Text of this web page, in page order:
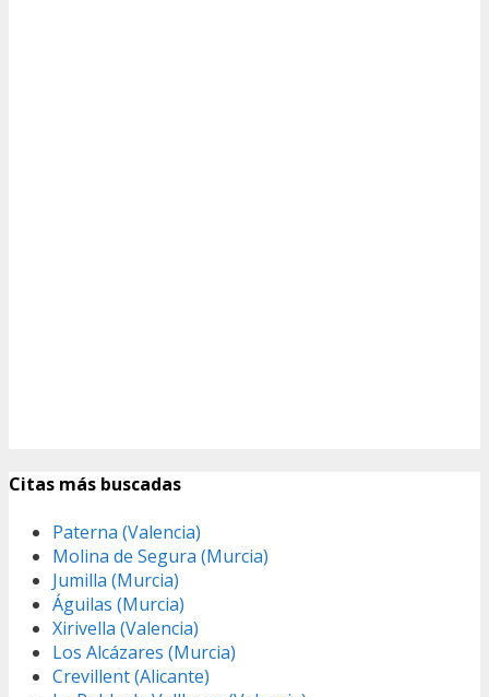
Citas más buscadas
Paterna (Valencia)
Molina de Segura (Murcia)
Jumilla (Murcia)
Águilas (Murcia)
Xirivella (Valencia)
Los Alcázares (Murcia)
Crevillent (Alicante)